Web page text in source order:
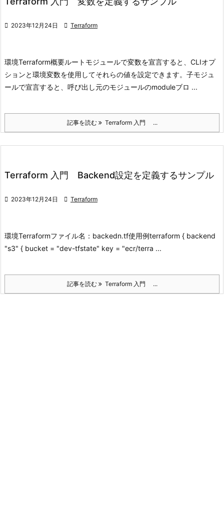
 2023年12月24日  Terraform
環境Terraform概要ルートモジュールで変数を宣言すると、CLIオプ
ションと環境変数を使用してそれらの値を設定できます。 子モジュ
ールで宣言すると、呼び出し元のモジュールのmoduleブロ ...
記事を読む Terraform 入門 ...
Terraform 入門 Backend設定を定義するサンプル
 2023年12月24日  Terraform
環境Terraformファイル名：backedn.tf使用例terraform { backend
"s3" { bucket = "dev-tfstate" key = "ecr/terra ...
記事を読む Terraform 入門 ...